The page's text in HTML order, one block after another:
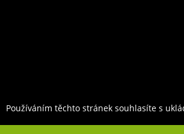
Používáním těchto stránek souhlasíte s